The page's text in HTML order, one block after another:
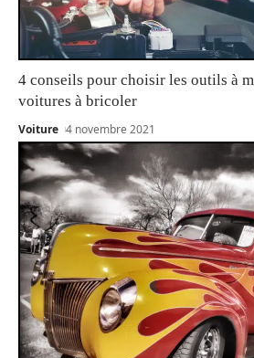
4 conseils pour choisir les outils à
voitures à bricoler
Voiture 4 novembre 2021